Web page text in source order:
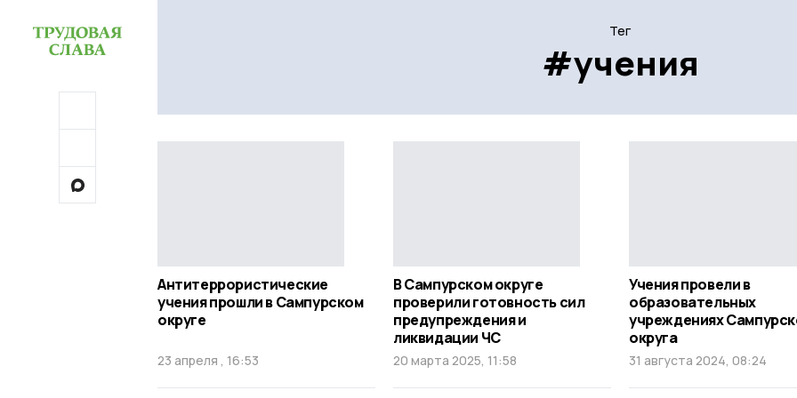
Тег
#учения
Антитеррористические
учения прошли в Сампурском
округе
23 апреля , 16:53
В Сампурском округе
проверили готовность сил
предупреждения и
ликвидации ЧС
20 марта 2025, 11:58
Учения провели в
образовательных
учреждениях
округа
31 августа 2024, 08:24